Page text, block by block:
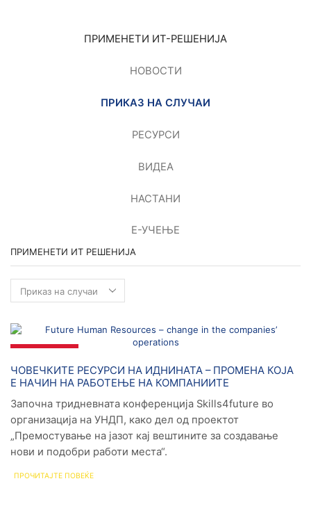
ПРИМЕНEТИ ИТ-РЕШЕНИЈА
НОВОСТИ
ПРИКАЗ НА СЛУЧАИ
РЕСУРСИ
ВИДЕА
НАСТАНИ
Е-УЧЕЊЕ
ПРИМЕНЕТИ ИТ РЕШЕНИЈА
ИТ
ЧОВЕЧКИТЕ РЕСУРСИ НА ИДНИНАТА – ПРОМЕНА КОЈА
Е НАЧИН НА РАБОТЕЊЕ НА КОМПАНИИТЕ
Започна тридневната конференција Skills4future во
организација на УНДП, како дел од проектот
„Премостување на јазот кај вештините за создавање
нови и подобри работи места“.
ПРОЧИТАЈТЕ ПОВЕЌЕ